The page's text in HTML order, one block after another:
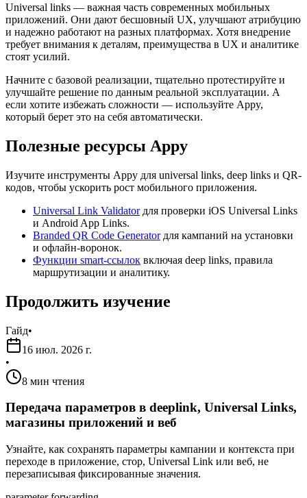
Universal links — важная часть современных мобильных
приложений. Они дают бесшовный UX, улучшают атрибуцию
и надежно работают на разных платформах. Хотя внедрение
требует внимания к деталям, преимущества в UX и аналитике
стоят усилий.
Начните с базовой реализации, тщательно протестируйте и
улучшайте решение по данным реальной эксплуатации. А
если хотите избежать сложности — используйте Appy,
который берет это на себя автоматически.
Полезные ресурсы Appy
Изучите инструменты Appy для universal links, deep links и QR-
кодов, чтобы ускорить рост мобильного приложения.
Universal Link Validator для проверки iOS Universal Links
и Android App Links.
Branded QR Code Generator для кампаний на установки
и офлайн-воронок.
Функции smart-ссылок включая deep links, правила
маршрутизации и аналитику.
Продолжить изучение
Гайд•
16 июл. 2026 г.
•
8 мин чтения
Передача параметров в deeplink, Universal Links,
магазины приложений и веб
Узнайте, как сохранять параметры кампании и контекста при
переходе в приложение, стор, Universal Link или веб, не
перезаписывая фиксированные значения.